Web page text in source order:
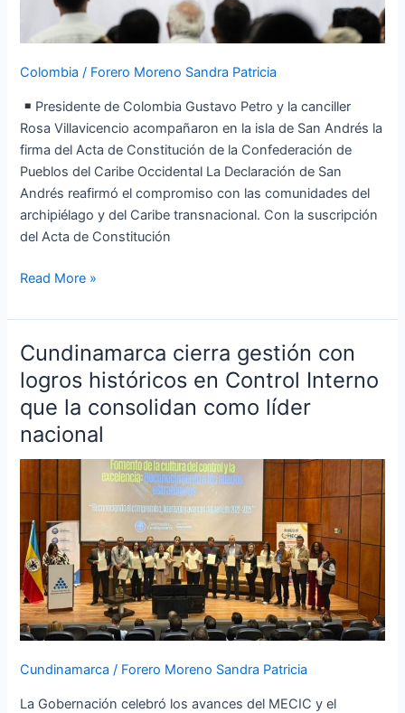
Colombia / Forero Moreno Sandra Patricia
Presidente de Colombia Gustavo Petro y la canciller
Rosa Villavicencio acompañaron en la isla de San Andrés la
firma del Acta de Constitución de la Confederación de
Pueblos del Caribe Occidental La Declaración de San
Andrés reafirmó el compromiso con las comunidades del
archipiélago y del Caribe transnacional. Con la suscripción
del Acta de Constitución
Presidente
Gustavo
Read More »
Cundinamarca cierra gestión con
logros históricos en Control Interno
que la consolidan como líder
nacional
Cundinamarca / Forero Moreno Sandra Patricia
La Gobernación celebró los avances del MECIC y el
Cundinamarca
cierra
gestión
con
logros
históricos
Interno
que
la
consolidan
como
líder